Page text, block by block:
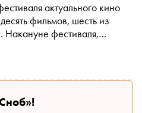
актуального кино
фильмов, шесть из
Накануне фестиваля,
— новая работа
вещах, ищущих
Михалковой о сложных